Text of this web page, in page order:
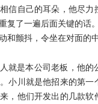
信自己的耳朵，他尽
复了一遍后面关键的话
和颤抖，令坐在对面的
就是本公司老板，他
小川就是他招来的第
，他们开发出的几款